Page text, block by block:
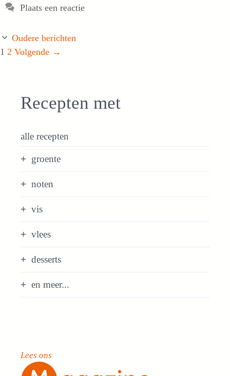
Plaats een reactie
Oudere berichten
Pagina
1 Pagina
2 Volgende →
Recepten met
alle recepten
groente
noten
vis
vlees
desserts
en meer...
Lees ons